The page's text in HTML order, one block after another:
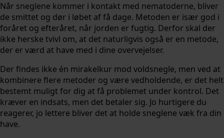
Når sneglene kommer i kontakt med nematoderne, bliver
de smittet og dør i løbet af få dage. Metoden er især god i
foråret og efteråret, når jorden er fugtig. Derfor skal der
ikke herske tvivl om, at det naturligvis også er en metode,
der er værd at have med i dine overvejelser.
Der findes ikke én mirakelkur mod voldsnegle, men ved at
kombinere flere metoder og være vedholdende, er det helt
bestemt muligt for dig at få problemet under kontrol. Det
kræver en indsats, men det betaler sig. Jo hurtigere du
reagerer, jo lettere bliver det at holde sneglene væk fra din
have.